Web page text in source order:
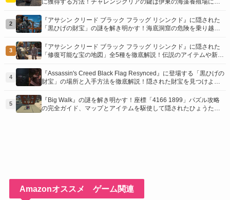
2
『アサシン クリード ブラック フラッグ リシンクド』に隠された
「黒ひげの財宝」の謎を解き明かす！海底洞窟の危険を乗り越
3
『アサシン クリード ブラック フラッグ リシンクド』に隠された
「修復可能な宝の地図」全5種を徹底解説！伝説のアイテムや新衣
介！
4
『Assassin's Creed Black Flag Resynced』に登場する「黒ひげの
財宝」の場所と入手方法を徹底解説！隠された財宝を見つけよ
5
『Big Walk』の謎を解き明かす！座標「4166 1899」パズル攻略
の完全ガイド、マップとアイテムを駆使して隠されたひょうたん
Amazonオススメ ゲーム関連